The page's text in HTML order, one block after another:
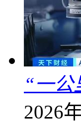
“一公
2026